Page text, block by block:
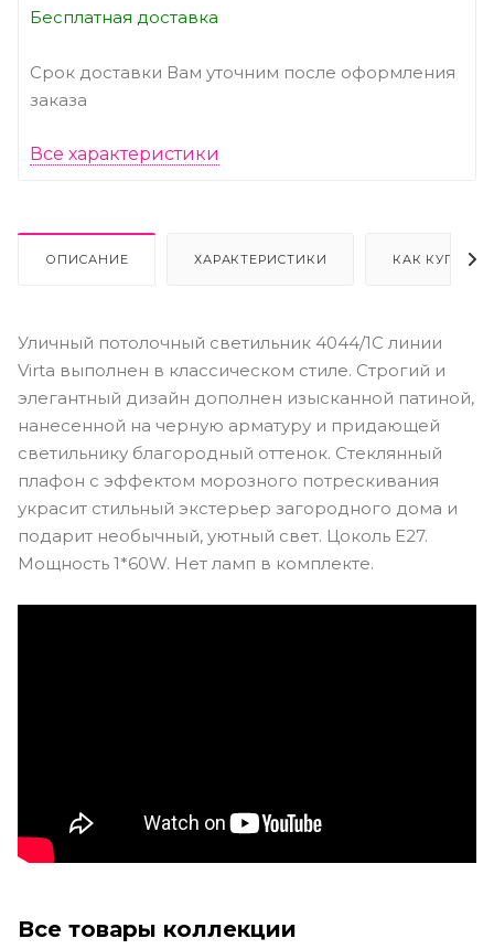
Бесплатная доставка
Срок доставки Вам уточним после оформления
заказа
Все характеристики
ОПИСАНИЕ ХАРАКТЕРИСТИКИ КАК КУПИТЬ
Уличный потолочный светильник 4044/1C линии
Virta выполнен в классическом стиле. Строгий и
элегантный дизайн дополнен изысканной патиной,
нанесенной на черную арматуру и придающей
светильнику благородный оттенок. Стеклянный
плафон с эффектом морозного потрескивания
украсит стильный экстерьер загородного дома и
подарит необычный, уютный свет. Цоколь E27.
Мощность 1*60W. Нет ламп в комплекте.
Все товары коллекции